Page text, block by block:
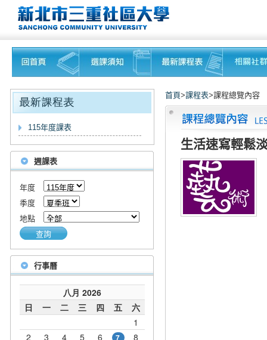
115年度課表
週課表
年度
季度
地點
查詢
行事曆
首頁>課程表>課程總覽內容
生活速寫輕鬆